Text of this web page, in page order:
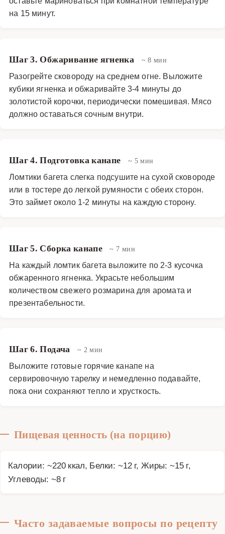
на 15 минут.
Шаг 3. Обжаривание ягненка ~ 8 мин
Разогрейте сковороду на среднем огне. Выложите
кубики ягненка и обжаривайте 3-4 минуты до
золотистой корочки, периодически помешивая. Мясо
должно оставаться сочным внутри.
Шаг 4. Подготовка канапе ~ 5 мин
Ломтики багета слегка подсушите на сухой сковороде
или в тостере до легкой румяности с обеих сторон.
Это займет около 1-2 минуты на каждую сторону.
Шаг 5. Сборка канапе ~ 7 мин
На каждый ломтик багета выложите по 2-3 кусочка
обжаренного ягненка. Украсьте небольшим
количеством свежего розмарина для аромата и
презентабельности.
Шаг 6. Подача ~ 2 мин
Выложите готовые горячие канапе на
сервировочную тарелку и немедленно подавайте,
пока они сохраняют тепло и хрусткость.
Пищевая ценность (на порцию)
Калории: ~220 ккал, Белки: ~12 г, Жиры: ~15 г,
Углеводы: ~8 г
Часто задаваемые вопросы по рецепту